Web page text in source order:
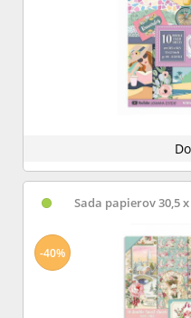
Sada papierov 30,5 x
-40%